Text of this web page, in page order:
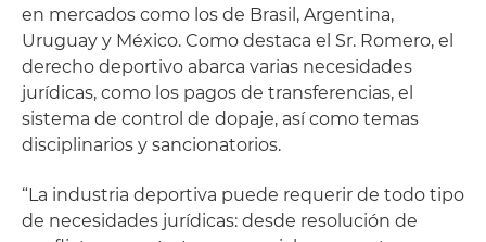
en mercados como los de Brasil, Argentina,
Uruguay y México. Como destaca el Sr. Romero, el
derecho deportivo abarca varias necesidades
jurídicas, como los pagos de transferencias, el
sistema de control de dopaje, así como temas
disciplinarios y sancionatorios.
“La industria deportiva puede requerir de todo tipo
de necesidades jurídicas: desde resolución de